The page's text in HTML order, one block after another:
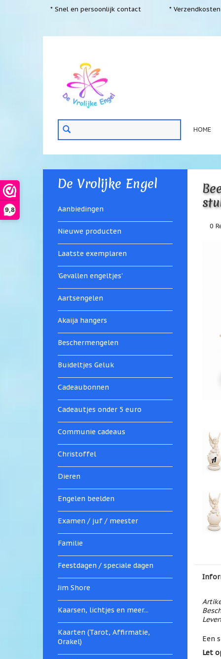
9,8
* Snel en persoonlijk contact *
HOME
De Vrolijke Engel
Aanbiedingen
Nieuwe producten
Laatste exemplaren
'Gevallen engeltjes'
Aartsengelen
Akaija hangers
Beschermengelen
Buideltjes Geluk
Cadeaubonnen
Cadeautjes onder 5 euro
Communie cadeaus
Christoffel
Dieren
Engelen beelden
Examen / juf / meester
Familie
Feestdagen / speciale dagen
Jim Shore
Kaarsen, lichtjes en meer...
Kaarten (Tarot, Affirmatie,
Orakel)
0
Een
Let